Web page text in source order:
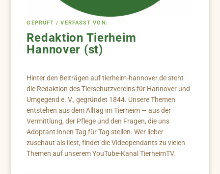
GEPRÜFT / VERFASST VON:
Redaktion Tierheim
Hannover (st)
Hinter den Beiträgen auf tierheim-hannover.de steht
die Redaktion des Tierschutzvereins für Hannover und
Umgegend e. V., gegründet 1844. Unsere Themen
entstehen aus dem Alltag im Tierheim — aus der
Vermittlung, der Pflege und den Fragen, die uns
Adoptant:innen Tag für Tag stellen. Wer lieber
zuschaut als liest, findet die Videopendants zu vielen
Themen auf unserem YouTube-Kanal TierheimTV.